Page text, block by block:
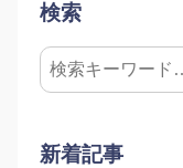
検索
新着記事